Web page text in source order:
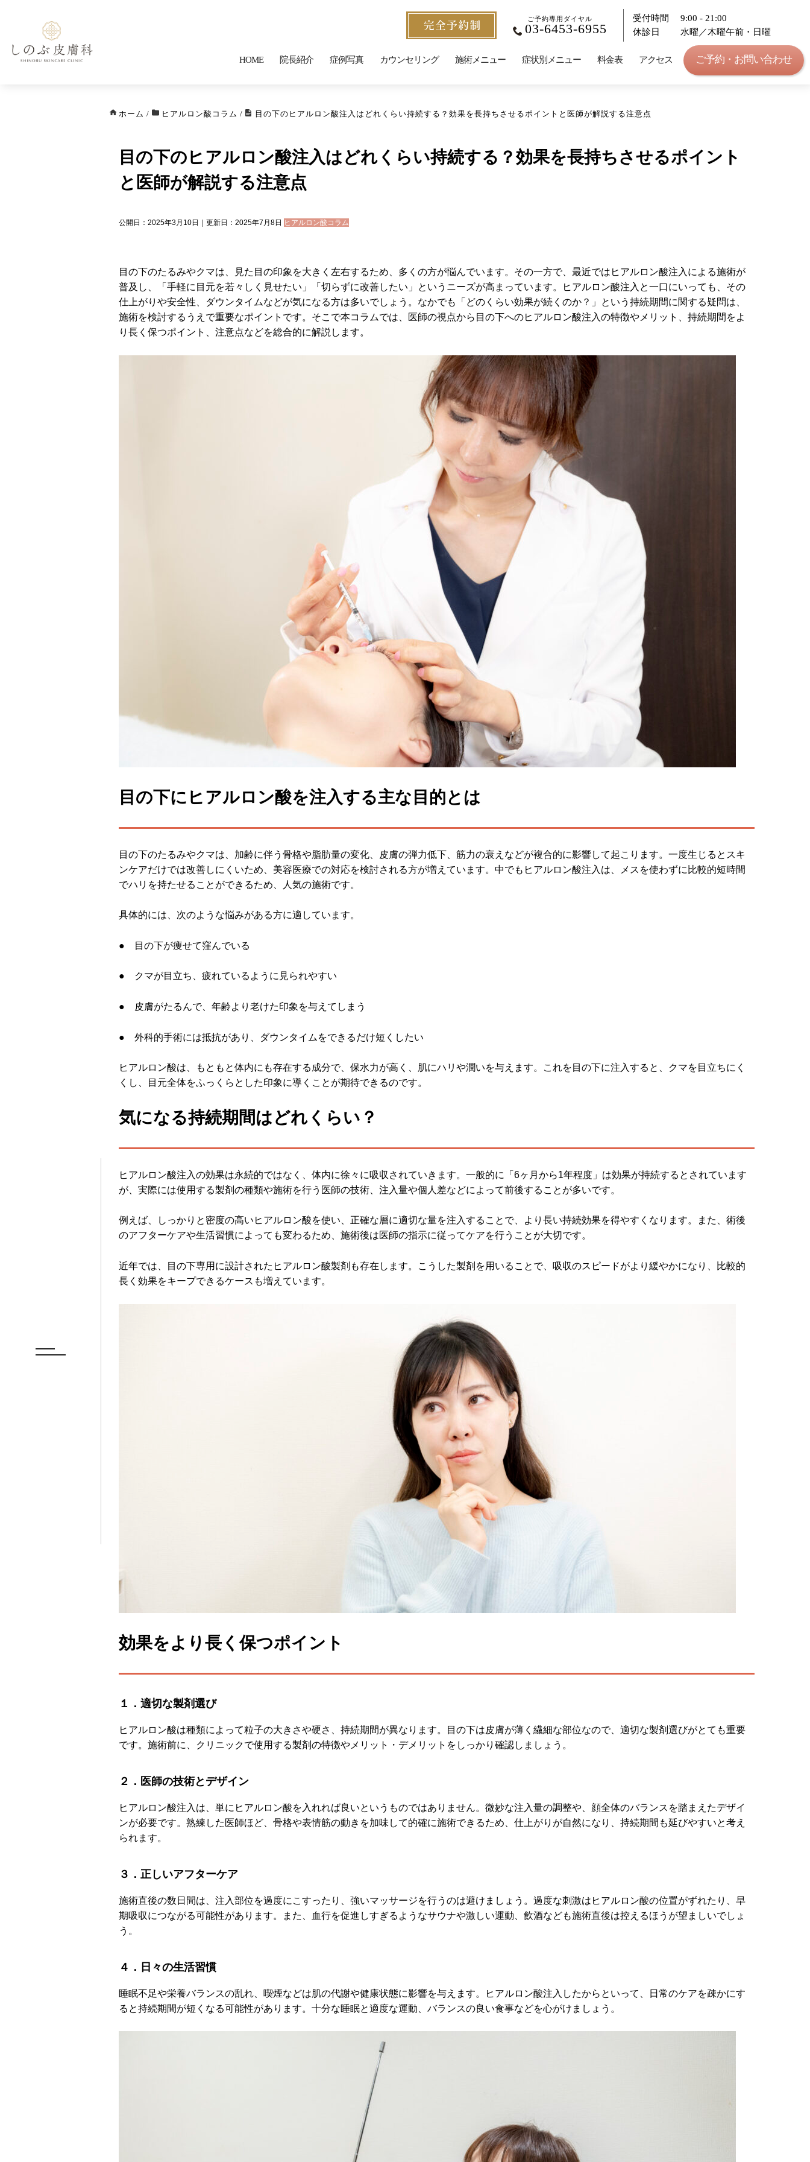
ホーム / ヒアルロン酸コラム / 目の下のヒアルロン酸注入はどれくらい持続する？効果を長持ちさせるポイントと医師が解説する注意点
ご予約専用ダイヤル
03-6453-6955
受付時間
9:00 - 21:00
休診日
水曜／木曜午前・日曜
HOME 院長紹介 症例写真 カウンセリング 施術メニュー 症状別メニュー 料金表 アクセス ご予約・お問い合わせ
目の下のヒアルロン酸注入はどれくらい持続する？効果を長持ちさせるポイント
と医師が解説する注意点
公開日：2025年3月10日｜更新日：2025年7月8日 ヒアルロン酸コラム
目の下のたるみやクマは、見た目の印象を大きく左右するため、多くの方が悩んでいます。その一方で、最近ではヒアルロン酸注入による施術が
普及し、「手軽に目元を若々しく見せたい」「切らずに改善したい」というニーズが高まっています。ヒアルロン酸注入と一口にいっても、その
仕上がりや安全性、ダウンタイムなどが気になる方は多いでしょう。なかでも「どのくらい効果が続くのか？」という持続期間に関する疑問は、
施術を検討するうえで重要なポイントです。そこで本コラムでは、医師の視点から目の下へのヒアルロン酸注入の特徴やメリット、持続期間をよ
り長く保つポイント、注意点などを総合的に解説します。
目の下にヒアルロン酸を注入する主な目的とは
目の下のたるみやクマは、加齢に伴う骨格や脂肪量の変化、皮膚の弾力低下、筋力の衰えなどが複合的に影響して起こります。一度生じるとスキ
ンケアだけでは改善しにくいため、美容医療での対応を検討される方が増えています。中でもヒアルロン酸注入は、メスを使わずに比較的短時間
でハリを持たせることができるため、人気の施術です。
具体的には、次のような悩みがある方に適しています。
● 目の下が痩せて窪んでいる
● クマが目立ち、疲れているように見られやすい
● 皮膚がたるんで、年齢より老けた印象を与えてしまう
● 外科的手術には抵抗があり、ダウンタイムをできるだけ短くしたい
ヒアルロン酸は、もともと体内にも存在する成分で、保水力が高く、肌にハリや潤いを与えます。これを目の下に注入すると、クマを目立ちにく
くし、目元全体をふっくらとした印象に導くことが期待できるのです。
気になる持続期間はどれくらい？
ヒアルロン酸注入の効果は永続的ではなく、体内に徐々に吸収されていきます。一般的に「6ヶ月から1年程度」は効果が持続するとされています
が、実際には使用する製剤の種類や施術を行う医師の技術、注入量や個人差などによって前後することが多いです。
例えば、しっかりと密度の高いヒアルロン酸を使い、正確な層に適切な量を注入することで、より長い持続効果を得やすくなります。また、術後
のアフターケアや生活習慣によっても変わるため、施術後は医師の指示に従ってケアを行うことが大切です。
近年では、目の下専用に設計されたヒアルロン酸製剤も存在します。こうした製剤を用いることで、吸収のスピードがより緩やかになり、比較的
長く効果をキープできるケースも増えています。
効果をより長く保つポイント
１．適切な製剤選び
ヒアルロン酸は種類によって粒子の大きさや硬さ、持続期間が異なります。目の下は皮膚が薄く繊細な部位なので、適切な製剤選びがとても重要
です。施術前に、クリニックで使用する製剤の特徴やメリット・デメリットをしっかり確認しましょう。
２．医師の技術とデザイン
ヒアルロン酸注入は、単にヒアルロン酸を入れれば良いというものではありません。微妙な注入量の調整や、顔全体のバランスを踏まえたデザイ
ンが必要です。熟練した医師ほど、骨格や表情筋の動きを加味して的確に施術できるため、仕上がりが自然になり、持続期間も延びやすいと考え
られます。
３．正しいアフターケア
施術直後の数日間は、注入部位を過度にこすったり、強いマッサージを行うのは避けましょう。過度な刺激はヒアルロン酸の位置がずれたり、早
期吸収につながる可能性があります。また、血行を促進しすぎるようなサウナや激しい運動、飲酒なども施術直後は控えるほうが望ましいでしょ
う。
４．日々の生活習慣
睡眠不足や栄養バランスの乱れ、喫煙などは肌の代謝や健康状態に影響を与えます。ヒアルロン酸注入したからといって、日常のケアを疎かにす
ると持続期間が短くなる可能性があります。十分な睡眠と適度な運動、バランスの良い食事などを心がけましょう。